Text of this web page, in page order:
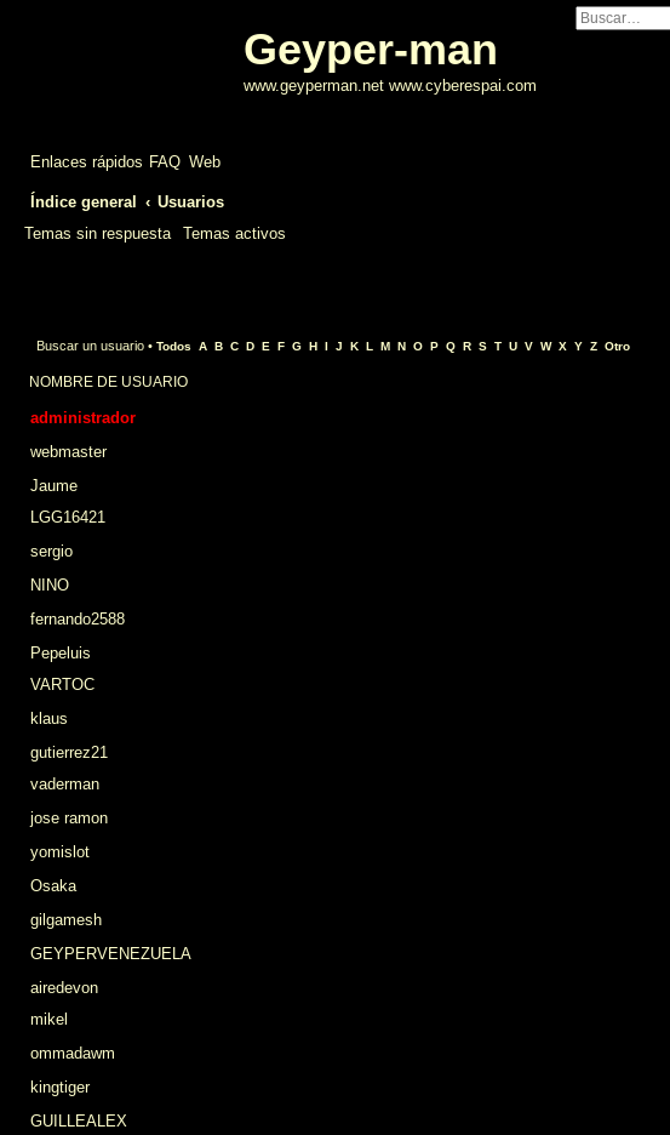
Geyper-man
www.geyperman.net www.cyberespai.com
Enlaces rápidos FAQ Web
Índice general
Usuarios
Temas sin respuesta Temas activos
Buscar un usuario • Todos A B C D E F G H I J K L M N O P Q R S T U V W X Y Z Otro
NOMBRE DE USUARIO
administrador
webmaster
Jaume
LGG16421
sergio
NINO
fernando2588
Pepeluis
VARTOC
klaus
gutierrez21
vaderman
jose ramon
yomislot
Osaka
gilgamesh
GEYPERVENEZUELA
airedevon
mikel
ommadawm
kingtiger
GUILLEALEX